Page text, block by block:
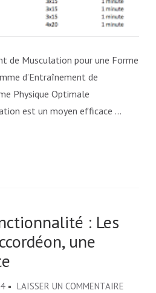
de Musculation pour une Forme
d’Entraînement de
Physique Optimale
est un moyen efficace …
: Les
une
LAISSER UN COMMENTAIRE